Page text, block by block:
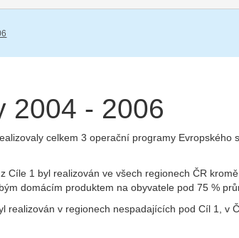
2004 - 2006
celkem 3 operační programy Evropského
Cíle 1 byl realizován ve všech regionech ČR kromě
domácím produktem na obyvatele pod 75 %
realizován v regionech nespadajících pod Cíl 1, v